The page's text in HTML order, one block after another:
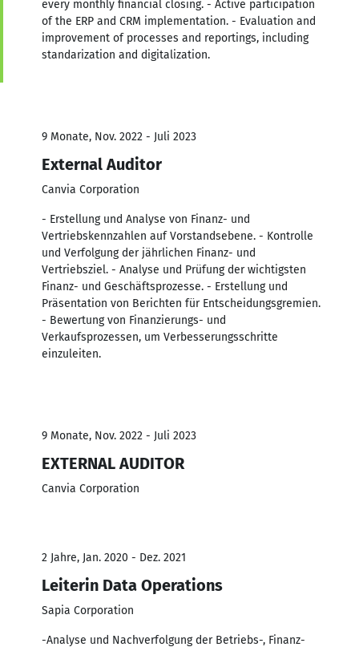
every monthly financial closing. - Active participation
of the ERP and CRM implementation. - Evaluation and
improvement of processes and reportings, including
standarization and digitalization.
9 Monate, Nov. 2022 - Juli 2023
External Auditor
Canvia Corporation
- Erstellung und Analyse von Finanz- und
Vertriebskennzahlen auf Vorstandsebene. - Kontrolle
und Verfolgung der jährlichen Finanz- und
Vertriebsziel. - Analyse und Prüfung der wichtigsten
Finanz- und Geschäftsprozesse. - Erstellung und
Präsentation von Berichten für Entscheidungsgremien.
- Bewertung von Finanzierungs- und
Verkaufsprozessen, um Verbesserungsschritte
einzuleiten.
9 Monate, Nov. 2022 - Juli 2023
EXTERNAL AUDITOR
Canvia Corporation
2 Jahre, Jan. 2020 - Dez. 2021
Leiterin Data Operations
Sapia Corporation
-Analyse und Nachverfolgung der Betriebs-, Finanz-